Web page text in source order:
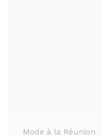
Mode à la Réunion